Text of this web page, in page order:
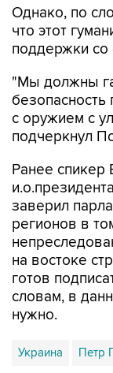
Однако, по
что этот
поддержки со
"Мы должны
с оружием с
подчеркнул
Ранее спикер
заверил
регионов в
на востоке
готов
словам, в
нужно.
Украина Петр